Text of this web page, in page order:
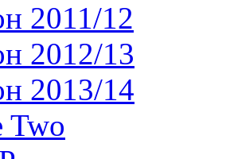
2011/12
2012/13
2013/14
Two